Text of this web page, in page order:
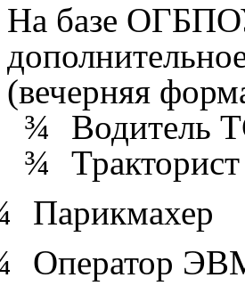
На базе
(вечерняя
¾
Водитель
¾
Парикмахер
Оператор